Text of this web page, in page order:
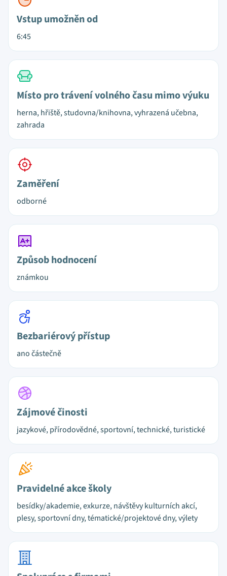
Vstup umožněn od
6:45
Místo pro trávení volného času mimo výuku
herna, hřiště, studovna/knihovna, vyhrazená učebna,
zahrada
Zaměření
odborné
Způsob hodnocení
známkou
Bezbariérový přístup
ano částečně
Zájmové činosti
jazykové, přírodovědné, sportovní, technické, turistické
Pravidelné akce školy
besídky/akademie, exkurze, návštěvy kulturních akcí,
plesy, sportovní dny, tématické/projektové dny, výlety